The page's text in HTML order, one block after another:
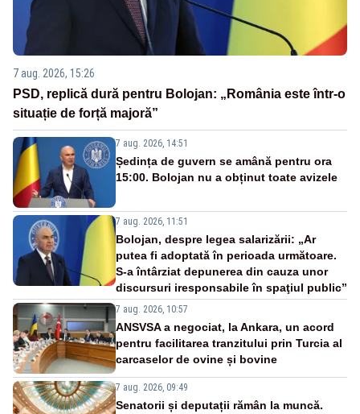
7 aug. 2026, 15:26
PSD, replică dură pentru Bolojan: „România este într-o
situație de forță majoră”
7 aug. 2026, 14:51
Ședința de guvern se amână pentru ora
15:00. Bolojan nu a obținut toate avizele
7 aug. 2026, 11:51
Bolojan, despre legea salarizării: „Ar
putea fi adoptată în perioada următoare.
S-a întârziat depunerea din cauza unor
discursuri iresponsabile în spaţiul public”
7 aug. 2026, 10:57
ANSVSA a negociat, la Ankara, un acord
pentru facilitarea tranzitului prin Turcia al
carcaselor de ovine și bovine
7 aug. 2026, 09:49
Senatorii și deputații rămân la muncă.